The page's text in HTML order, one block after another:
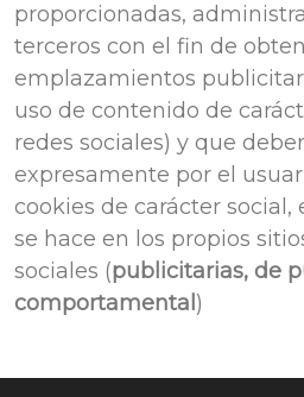
proporcionadas,
terceros con el fin de
emplazamientos
uso de contenido de
redes sociales) y que
expresamente por el
cookies de carácter
se hace en los propios
sociales (publicitarias, de
comportamental )